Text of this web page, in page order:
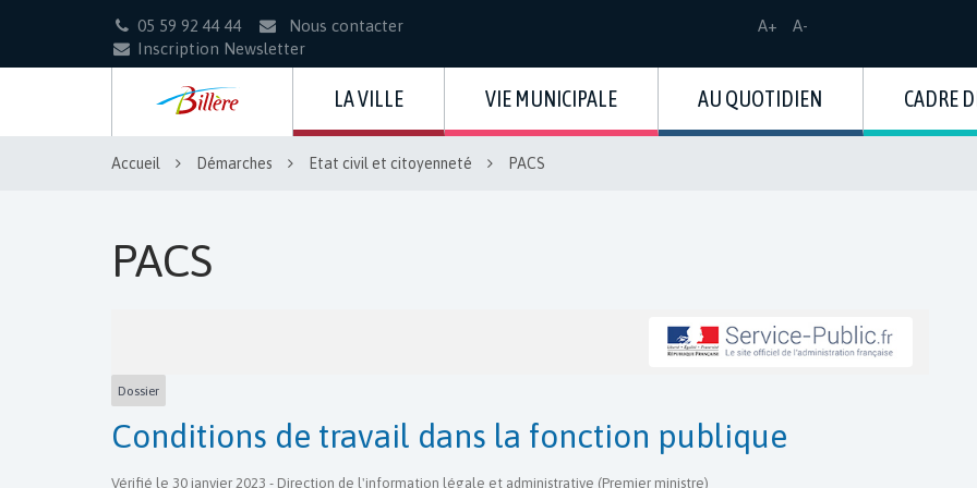
05 59 92 44 44
Nous contacter
Inscription Newsletter
A+
Augmenter
taille
de
police
A-
taille
de
police
LA VILLE VIE MUNICIPALE AU QUOTIDIEN CADRE
Accueil Démarches Etat civil et citoyenneté PACS
PACS
Dossier
Conditions de travail dans la fonction publique
Vérifié le 30 janvier 2023 - Direction de l'information légale et administrative (Premier ministre)